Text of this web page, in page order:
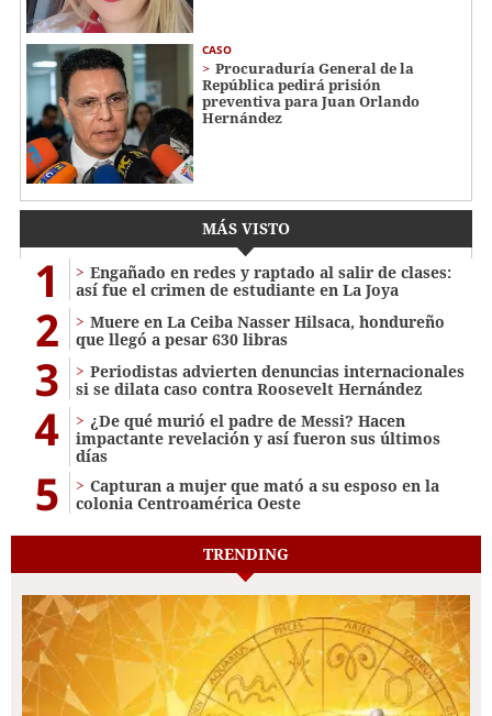
CASO
Procuraduría General de la
República pedirá prisión
preventiva para Juan Orlando
Hernández
MÁS VISTO
1
Engañado en redes y raptado al salir de clases:
así fue el crimen de estudiante en La Joya
2
Muere en La Ceiba Nasser Hilsaca, hondureño
que llegó a pesar 630 libras
3
Periodistas advierten denuncias internacionales
si se dilata caso contra Roosevelt Hernández
4
¿De qué murió el padre de Messi? Hacen
impactante revelación y así fueron sus últimos
días
5
Capturan a mujer que mató a su esposo en la
colonia Centroamérica Oeste
TRENDING